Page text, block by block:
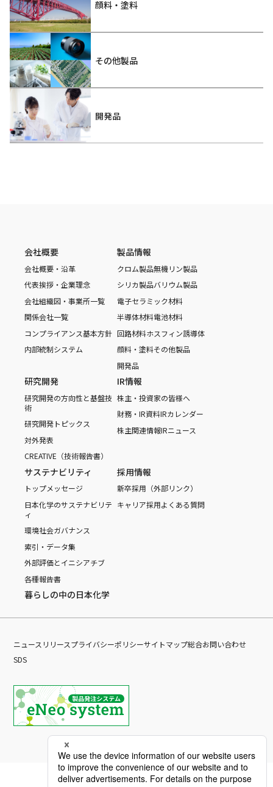
顔料・塗料
その他製品
開発品
会社概要
会社概要・沿革
代表挨拶・企業理念
会社組織図・事業所一覧
関係会社一覧
コンプライアンス基本方針
内部統制システム
製品情報
クロム製品無機リン製品
シリカ製品バリウム製品
電子セラミック材料
半導体材料電池材料
回路材料ホスフィン誘導体
顔料・塗料その他製品
開発品
研究開発
研究開発の方向性と基盤技
術
研究開発トピックス
対外発表
CREATIVE（技術報告書）
IR情報
株主・投資家の皆様へ
財務・IR資料IRカレンダー
株主関連情報IRニュース
サステナビリティ
トップメッセージ
日本化学のサステナビリテ
ィ
環境社会ガバナンス
索引・データ集
外部評価とイニシアチブ
各種報告書
採用情報
新卒採用（外部リンク）
キャリア採用よくある質問
暮らしの中の日本化学
ニュースリリースプライバシーポリシーサイトマップ総合お問い合わせ
SDS